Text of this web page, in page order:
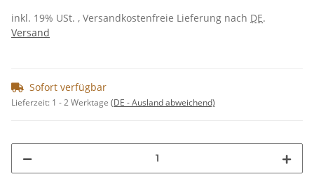
inkl. 19% USt. , Versandkostenfreie Lieferung nach DE.
Versand
Sofort verfügbar
Lieferzeit: 1 - 2 Werktage (DE - Ausland abweichend)